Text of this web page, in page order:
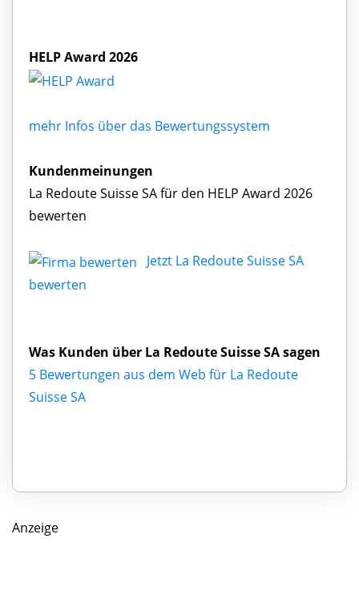
HELP Award 2026
mehr Infos über das Bewertungssystem
Kundenmeinungen
La Redoute Suisse SA für den HELP Award 2026
bewerten
Jetzt La Redoute Suisse SA
bewerten
Was Kunden über La Redoute Suisse SA sagen
5 Bewertungen aus dem Web für La Redoute
Suisse SA
Anzeige